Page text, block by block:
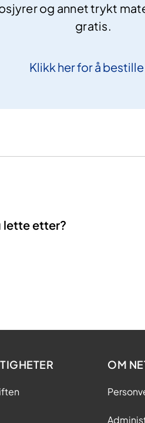
og annet trykt
gratis.
Klikk her for å bestille
lette etter?
OM